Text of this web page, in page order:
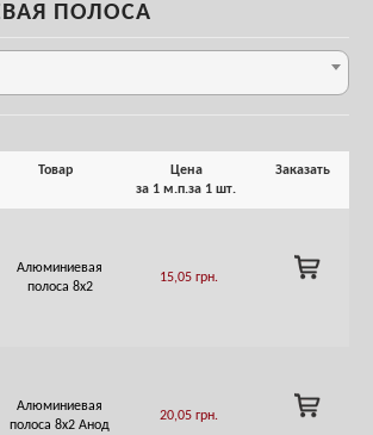
ПОЛОСА
Товар
Цена
за 1 м.п.за 1 шт.
Заказать
Алюминиевая
полоса 8х2
15,05 грн.
ADD
TO
Алюминиевая
полоса 8х2 Анод
20,05 грн.
ADD
TO